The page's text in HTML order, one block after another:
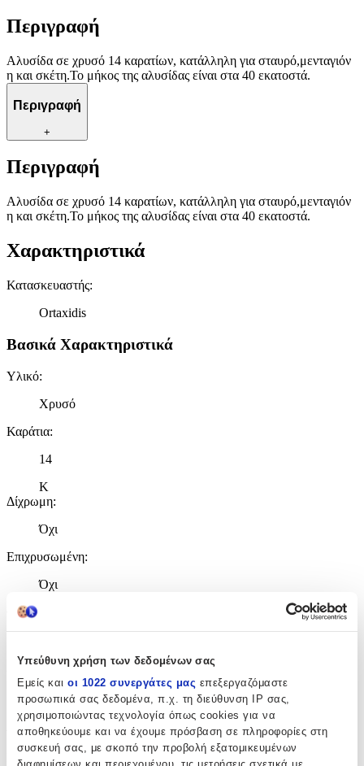
Υπεύθυνη χρήση των δεδομένων σας
Εμείς και οι 1022 συνεργάτες μας επεξεργαζόμαστε
προσωπικά σας δεδομένα, π.χ. τη διεύθυνση IP σας,
χρησιμοποιώντας τεχνολογία όπως cookies για να
αποθηκεύουμε και να έχουμε πρόσβαση σε πληροφορίες στη
συσκευή σας, με σκοπό την προβολή εξατομικευμένων
Περιγραφή
Αλυσίδα σε χρυσό 14 καρατίων, κατάλληλη για σταυρό,μενταγιόν
η και σκέτη.Το μήκος της αλυσίδας είναι στα 40 εκατοστά.
Περιγραφή
+
Περιγραφή
Αλυσίδα σε χρυσό 14 καρατίων, κατάλληλη για σταυρό,μενταγιόν
η και σκέτη.Το μήκος της αλυσίδας είναι στα 40 εκατοστά.
Χαρακτηριστικά
Κατασκευαστής:
Ortaxidis
Βασικά Χαρακτηριστικά
Υλικό:
Χρυσό
Καράτια:
14
Κ
Δίχρωμη:
Όχι
Επιχρυσωμένη:
Όχι
Φύλο:
Χρώμα Υλικού:
Κίτρινο
Λεπτομέρειες
Μήκος